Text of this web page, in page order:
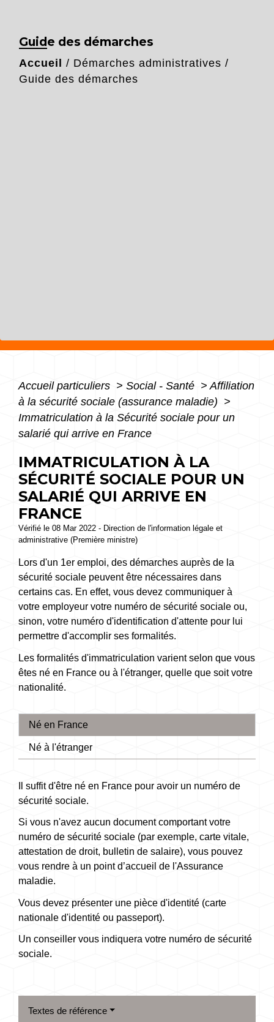
Guide des démarches
Accueil / Démarches administratives /
Guide des démarches
Accueil particuliers > Social - Santé > Affiliation
à la sécurité sociale (assurance maladie) >
Immatriculation à la Sécurité sociale pour un
salarié qui arrive en France
IMMATRICULATION À LA
SÉCURITÉ SOCIALE POUR UN
SALARIÉ QUI ARRIVE EN
FRANCE
Vérifié le 08 Mar 2022 - Direction de l'information légale et
administrative (Première ministre)
Lors d'un 1er emploi, des démarches auprès de la
sécurité sociale peuvent être nécessaires dans
certains cas. En effet, vous devez communiquer à
votre employeur votre numéro de sécurité sociale ou,
sinon, votre numéro d'identification d'attente pour lui
permettre d'accomplir ses formalités.
Les formalités d'immatriculation varient selon que vous
êtes né en France ou à l'étranger, quelle que soit votre
nationalité.
Né en France
Né à l'étranger
Il suffit d'être né en France pour avoir un numéro de
sécurité sociale.
Si vous n'avez aucun document comportant votre
numéro de sécurité sociale (par exemple, carte vitale,
attestation de droit, bulletin de salaire), vous pouvez
vous rendre à un point d’accueil de l'Assurance
maladie.
Vous devez présenter une pièce d'identité (carte
nationale d'identité ou passeport).
Un conseiller vous indiquera votre numéro de sécurité
sociale.
Textes de référence